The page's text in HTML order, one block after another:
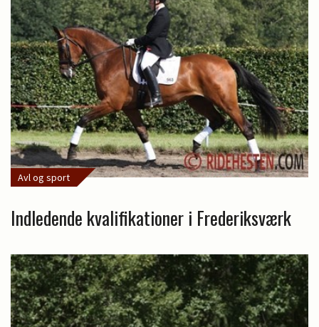
Avl og sport
Indledende kvalifikationer i Frederiksværk